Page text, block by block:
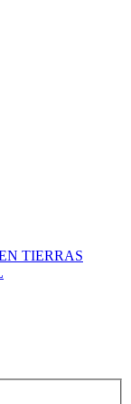
TIERRAS